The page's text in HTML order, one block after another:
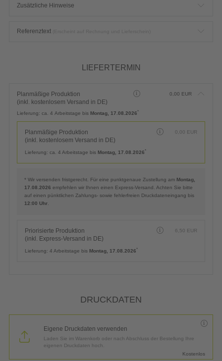
Zusätzliche Hinweise
Referenztext
LIEFERTERMIN
Planmäßige Produktion
(inkl. kostenlosem Versand in DE)
0,00 EUR
Lieferung: ca. 4 Arbeitstage bis Montag, 17.08.2026*
Planmäßige Produktion
(inkl. kostenlosem Versand in DE)
0,00 EUR
Lieferung: ca. 4 Arbeitstage bis Montag, 17.08.2026*
* Wir versenden fristgerecht. Für eine punktgenaue Zustellung am Montag,
17.08.2026 empfehlen wir Ihnen einen Express-Versand. Achten Sie bitte
auf einen pünktlichen Zahlungs- sowie fehlerfreien Druckdateneingang bis
12:00 Uhr
Priorisierte Produktion
(inkl. Express-Versand in DE)
6,50 EUR
Lieferung: 4 Arbeitstage bis Montag, 17.08.2026*
DRUCKDATEN
Eigene Druckdaten verwenden
Laden Sie im Warenkorb oder nach Abschluss der Bestellung Ihre
eigenen Druckdaten hoch.
Kostenlos